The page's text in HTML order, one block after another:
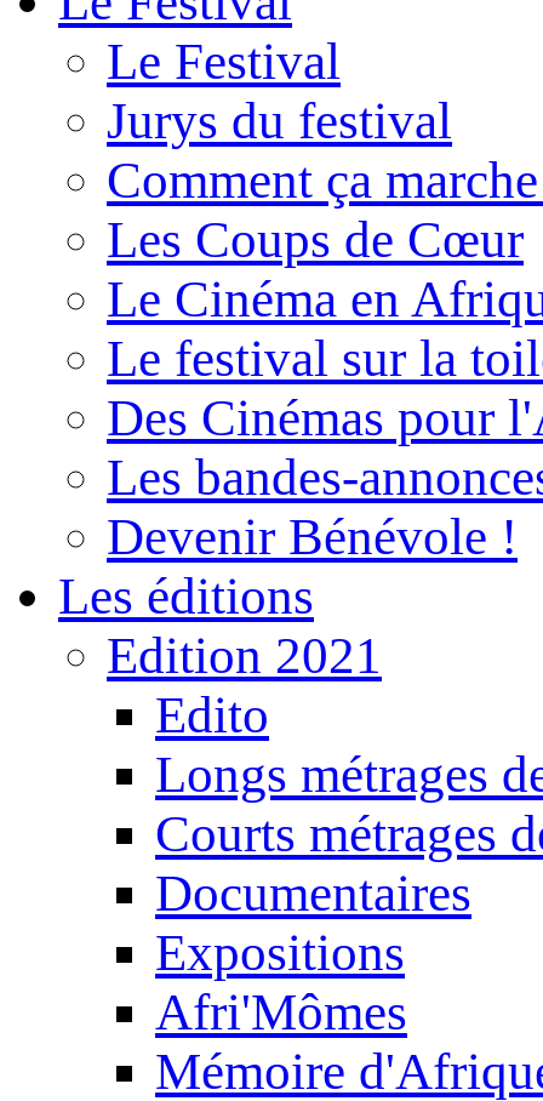
Le Festival
Jurys du festival
Comment ça
Les Coups de Cœur
Le Cinéma en
Le festival sur la
Des Cinémas pour
Les bandes-
Devenir Bénévole !
Les éditions
Edition 2021
Edito
Longs métrages
Courts métrages
Documentaires
Expositions
Afri'Mômes
Mémoire